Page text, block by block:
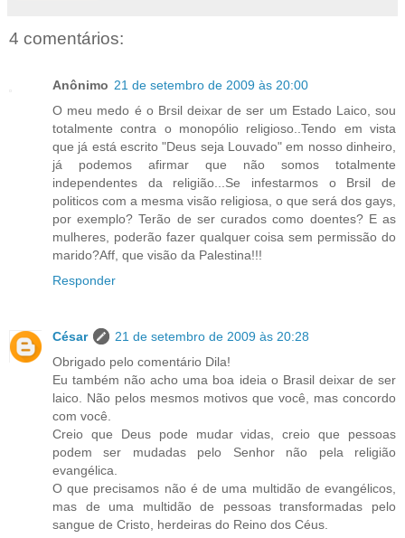
4 comentários:
Anônimo 21 de setembro de 2009 às 20:00
O meu medo é o Brsil deixar de ser um Estado Laico, sou
totalmente contra o monopólio religioso..Tendo em vista
que já está escrito "Deus seja Louvado" em nosso dinheiro,
já podemos afirmar que não somos totalmente
independentes da religião...Se infestarmos o Brsil de
politicos com a mesma visão religiosa, o que será dos gays,
por exemplo? Terão de ser curados como doentes? E as
mulheres, poderão fazer qualquer coisa sem permissão do
marido?Aff, que visão da Palestina!!!
Responder
César
21 de setembro de 2009 às 20:28
Obrigado pelo comentário Dila!
Eu também não acho uma boa ideia o Brasil deixar de ser
laico. Não pelos mesmos motivos que você, mas concordo
com você.
Creio que Deus pode mudar vidas, creio que pessoas
podem ser mudadas pelo Senhor não pela religião
evangélica.
O que precisamos não é de uma multidão de evangélicos,
mas de uma multidão de pessoas transformadas pelo
sangue de Cristo, herdeiras do Reino dos Céus.